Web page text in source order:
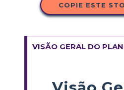
COPIE ESTE
VISÃO GERAL DO